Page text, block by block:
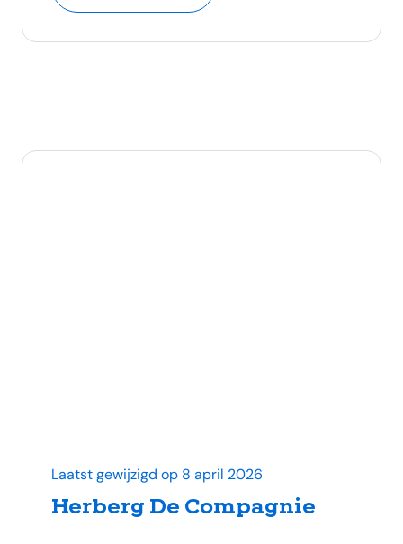
Herberg De Compagnie
Laatst gewijzigd op 8 april 2026